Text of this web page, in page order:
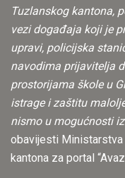
Tuzlanskog kantona,
vezi događaja koji je
upravi, policijska
navodima prijavitelja
prostorijama škole u
istrage i zaštitu
nismo u mogućnosti
obavijesti Ministarstva
kantona za portal